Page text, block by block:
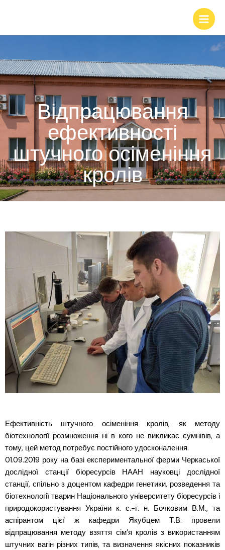
Відпрацювання
ефективності
штучного осіменіння
кролів
Ефективність штучного осіменіння кролів, як методу
біотехнології розмноження ні в кого не викликає сумнівів, а
тому, цей метод потребує постійного удосконалення.
01.09.2019 року на базі експериментальної ферми Черкаської
дослідної станції біоресурсів НААН науковці дослідної
станції, спільно з доцентом кафедри генетики, розведення та
біотехнології тварин Національного університету біоресурсів і
природокористування України к. с.-г. н. Бочковим В.М., та
аспірантом цієї ж кафедри Якубцем Т.В. провели
відпрацювання методу взяття сім’я кролів з використанням
штучних вагін різних типів, та визначення якісних показників